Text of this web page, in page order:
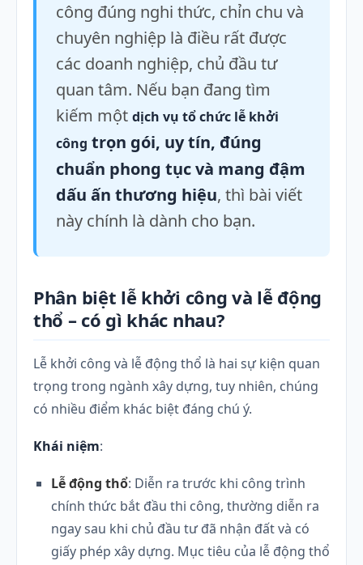
công đúng nghi thức, chỉn chu và
chuyên nghiệp là điều rất được
các doanh nghiệp, chủ đầu tư
quan tâm. Nếu bạn đang tìm
kiếm một dịch vụ tổ chức lễ khởi
công trọn gói, uy tín, đúng
chuẩn phong tục và mang đậm
dấu ấn thương hiệu, thì bài viết
này chính là dành cho bạn.
Phân biệt lễ khởi công và lễ động
thổ – có gì khác nhau?
Lễ khởi công và lễ động thổ là hai sự kiện quan
trọng trong ngành xây dựng, tuy nhiên, chúng
có nhiều điểm khác biệt đáng chú ý.
Khái niệm:
Lễ động thổ: Diễn ra trước khi công trình
chính thức bắt đầu thi công, thường diễn ra
ngay sau khi chủ đầu tư đã nhận đất và có
giấy phép xây dựng. Mục tiêu của lễ động thổ